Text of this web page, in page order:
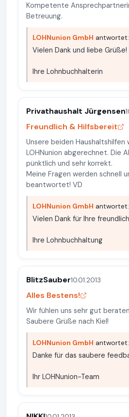
Kompetente
Betreuung.
LOHNunion GmbH antwortet:
Vielen Dank und liebe Grüße!
Ihre Lohnbuchhalterin
Privathaushalt Jürgensen
Freundlich & Hilfsbereit
Unsere beiden Haushaltshilfen
LOHNunion abgerechnet. Die
pünktlich und sehr korrekt.
Meine Fragen werden schnell
beantwortet! VD
LOHNunion GmbH antwortet:
Vielen Dank für Ihre
Ihre Lohnbuchhaltung
BlitzSauber10.01.2013
Alles Bestens!
Wir fühlen uns sehr gut
Saubere Grüße nach Kiel!
LOHNunion GmbH antwortet:
Danke für das saubere
Ihr LOHNunion-Team